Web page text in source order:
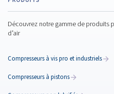
refroidir
comprimé